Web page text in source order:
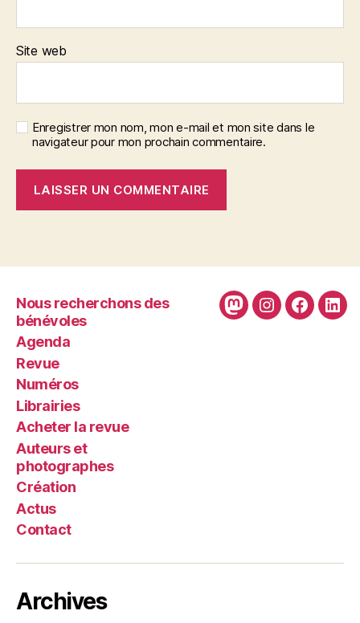
Site web
Enregistrer mon nom, mon e-mail et mon site dans le
navigateur pour mon prochain commentaire.
Nous recherchons des
bénévoles
Agenda
Revue
Numéros
Librairies
Acheter la revue
Auteurs et
photographes
Création
Actus
Contact
MastodonInstagram
Archives